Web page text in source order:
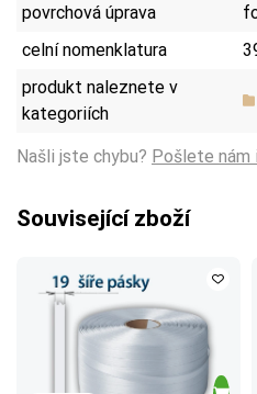
povrchová úprava
celní nomenklatura
produkt naleznete v
kategoriích
Našli jste chybu? Pošlete nám
Související zboží